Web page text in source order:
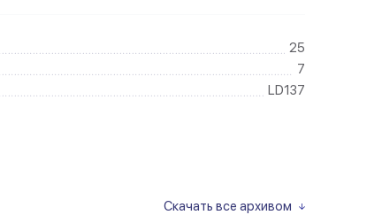
25
7
LD137
Скачать все архивом